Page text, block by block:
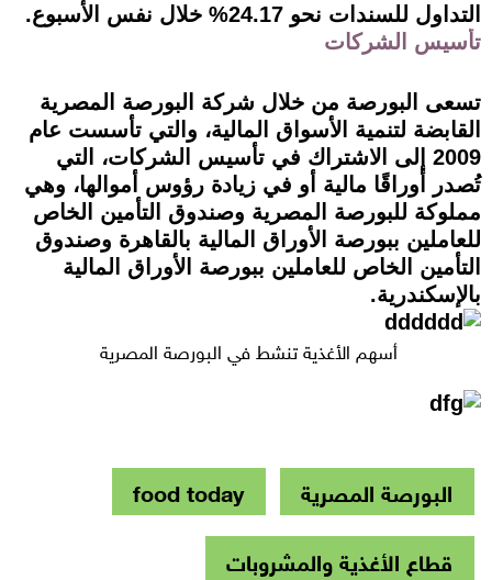
التداول للسندات نحو 24.17% خلال نفس الأسبوع.
تأسيس الشركات
تسعى البورصة من خلال شركة البورصة المصرية
القابضة لتنمية الأسواق المالية، والتي تأسست عام
2009 إلى الاشتراك في تأسيس الشركات، التي
تُصدر أوراقًا مالية أو في زيادة رؤوس أموالها، وهي
مملوكة للبورصة المصرية وصندوق التأمين الخاص
للعاملين ببورصة الأوراق المالية بالقاهرة وصندوق
التأمين الخاص للعاملين ببورصة الأوراق المالية
بالإسكندرية.
أسهم الأغذية تنشط في البورصة المصرية
البورصة المصرية
food today
قطاع الأغذية والمشروبات